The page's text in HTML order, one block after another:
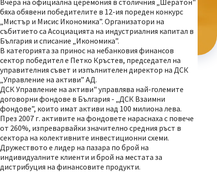
Вчера на официална церемония в столичния „Шератон"
бяха обявени победителите в 12-ия пореден конкурс
„Мистър и Мисис Икономика”. Организатори на
събитието са Асоциацията на индустриалния капитал в
България и списание „Икономика”.
В категорията за принос на небанковия финансов
сектор победител е Петко Кръстев, председател на
управителния съвет и изпълнителен директор на ДСК
„Управление на активи” АД.
ДСК Управление на активи" управлява най-големите
договорни фондове в България - „ДСК Взаимни
фондове”, които имат активи над 100 милиона лева.
През 2007 г. активите на фондовете нараснаха с повече
от 260%, изпреварвайки значително средния ръст в
сектора на колективните инвестиционни схеми.
Дружеството е лидер на пазара по брой на
индивидуалните клиенти и брой на местата за
дистрибуция на финансовите продукти.